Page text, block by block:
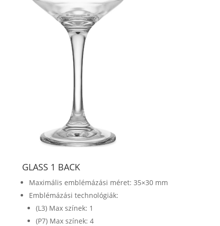
GLASS 1 BACK
Maximális emblémázási méret: 35×30 mm
Emblémázási technológiák:
(L3) Max színek: 1
(P7) Max színek: 4